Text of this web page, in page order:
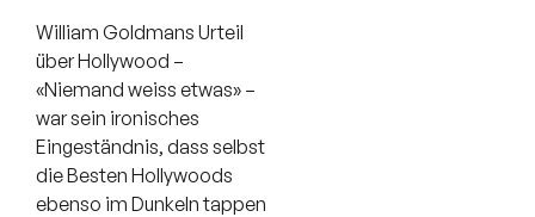
William Goldmans Urteil
über Hollywood –
«Niemand weiss etwas» –
war sein ironisches
Eingeständnis, dass selbst
die Besten Hollywoods
ebenso im Dunkeln tappen